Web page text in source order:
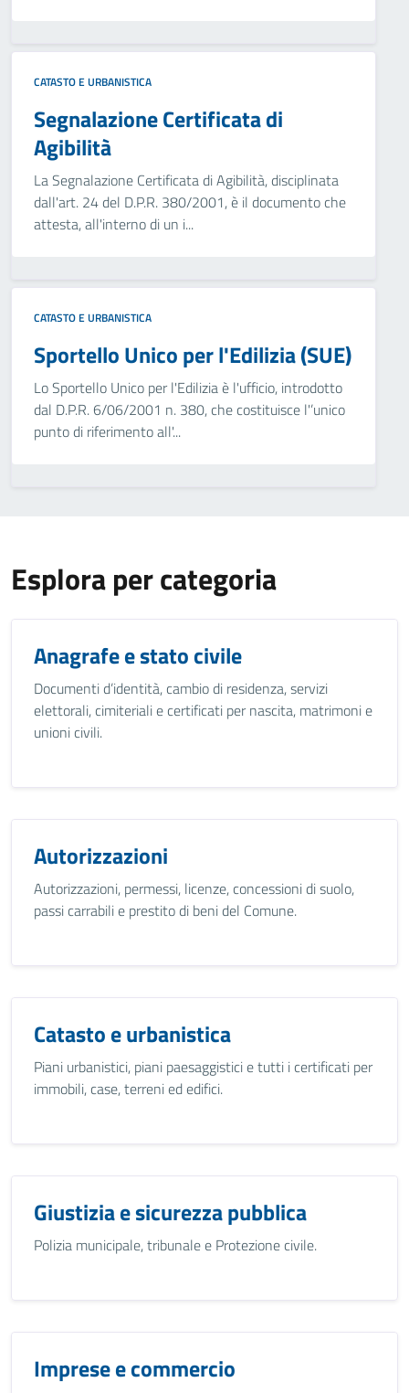
CATASTO E URBANISTICA
Segnalazione Certificata di
Agibilità
La Segnalazione Certificata di Agibilità, disciplinata
dall'art. 24 del D.P.R. 380/2001, è il documento che
attesta, all'interno di un i...
CATASTO E URBANISTICA
Sportello Unico per l'Edilizia (SUE)
Lo Sportello Unico per l'Edilizia è l'ufficio, introdotto
dal D.P.R. 6/06/2001 n. 380, che costituisce l'’unico
punto di riferimento all'...
Esplora per categoria
Anagrafe e stato civile
Documenti d’identità, cambio di residenza, servizi
elettorali, cimiteriali e certificati per nascita, matrimoni e
unioni civili.
Autorizzazioni
Autorizzazioni, permessi, licenze, concessioni di suolo,
passi carrabili e prestito di beni del Comune.
Catasto e urbanistica
Piani urbanistici, piani paesaggistici e tutti i certificati per
immobili, case, terreni ed edifici.
Giustizia e sicurezza pubblica
Polizia municipale, tribunale e Protezione civile.
Imprese e commercio